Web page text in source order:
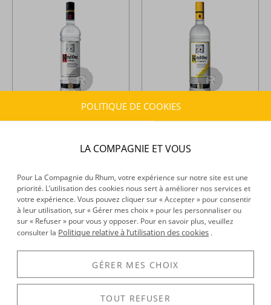
Ketel One -Vodka - 70cl - 40° Ketel One -Vodka - Citroen -
Vous avez vu2article(s) sur 2
POLITIQUE DE COOKIES
LA COMPAGNIE ET VOUS
Pour La Compagnie du Rhum, votre expérience sur notre site est une
priorité. L’utilisation des cookies nous sert à améliorer nos services et
votre expérience. Vous pouvez cliquer sur « Accepter » pour consentir
à leur utilisation, sur « Gérer mes choix » pour les personnaliser ou
sur « Refuser » pour vous y opposer. Pour en savoir plus, veuillez
consulter la Politique relative à l’utilisation des cookies .
GÉRER MES CHOIX
TOUT REFUSER